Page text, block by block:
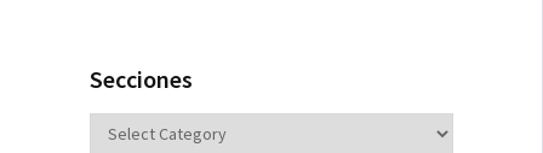
Secciones
Secciones